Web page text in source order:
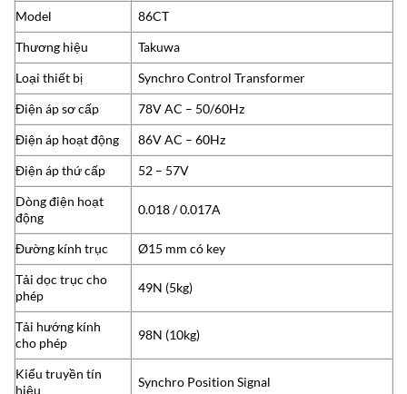
Model
86CT
Thương hiệu
Takuwa
Loại thiết bị
Synchro Control Transformer
Điện áp sơ cấp
78V AC – 50/60Hz
Điện áp hoạt động
86V AC – 60Hz
Điện áp thứ cấp
52 – 57V
Dòng điện hoạt
động
0.018 / 0.017A
Đường kính trục
Ø15 mm có key
Tải dọc trục cho
phép
49N (5kg)
Tải hướng kính
cho phép
98N (10kg)
Kiểu truyền tín
hiệu
Synchro Position Signal